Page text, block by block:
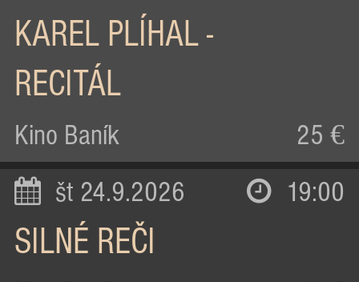
KAREL PLÍHAL -
RECITÁL
Kino Baník 25 €
št 24.9.2026 19:00
SILNÉ REČI